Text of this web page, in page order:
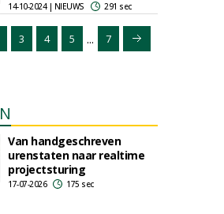
14-10-2024 | NIEUWS 291 sec
3 4 5 ... 7
Van handgeschreven
urenstaten naar realtime
projectsturing
17-07-2026 175 sec